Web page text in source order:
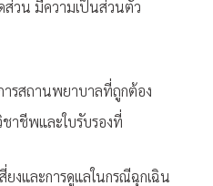
วน มีความเป็นส่วนตัว
รสถานพยาบาลที่ถูกต้อง
าชีพและใบรับรองที่
ยงและการดูแลในกรณีฉุกเฉิน